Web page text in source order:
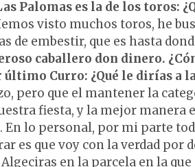
Palomas es la de los toros:
visto muchos toros, he
de embestir, que es hasta
caballero don dinero.
último Curro: ¿Qué le dirías a
pero que el mantener la
fiesta, y la mejor manera
lo personal, por mi parte
es que voy con la verdad por
en la parcela en la